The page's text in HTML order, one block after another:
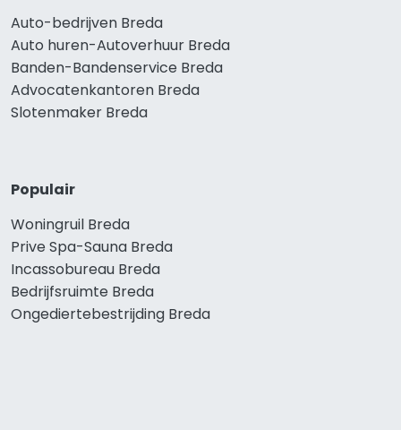
Auto-bedrijven Breda
Auto huren-Autoverhuur Breda
Banden-Bandenservice Breda
Advocatenkantoren Breda
Slotenmaker Breda
Populair
Woningruil Breda
Prive Spa-Sauna Breda
Incassobureau Breda
Bedrijfsruimte Breda
Ongediertebestrijding Breda